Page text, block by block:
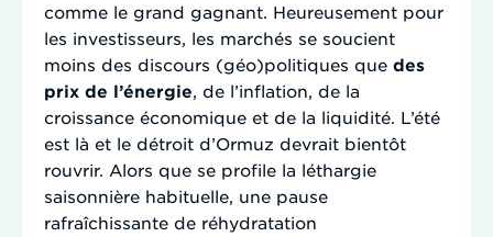
comme le grand gagnant. Heureusement pour
les investisseurs, les marchés se soucient
moins des discours (géo)politiques que des
prix de l’énergie, de l’inflation, de la
croissance économique et de la liquidité. L’été
est là et le détroit d’Ormuz devrait bientôt
rouvrir. Alors que se profile la léthargie
saisonnière habituelle, une pause
rafraîchissante de réhydratation